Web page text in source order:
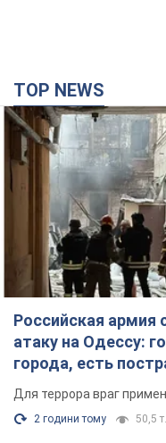
TOP NEWS
Российская армия
атаку на Одессу:
города, есть
Для террора враг
2 години тому 50,5 т.